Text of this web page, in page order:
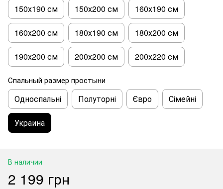
150х190 см 150х200 см 160х190 см
160х200 см 180х190 см 180х200 см
190х200 см 200х200 см 200х220 см
Спальный размер простыни
Односпальні Полуторні Євро Сімейні
Украина
В наличии
2 199 грн